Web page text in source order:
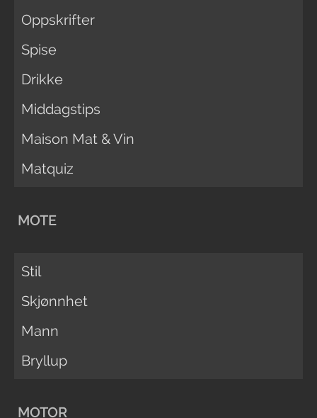
Oppskrifter
Spise
Drikke
Middagstips
Maison Mat & Vin
Matquiz
MOTE
Stil
Skjønnhet
Mann
Bryllup
MOTOR